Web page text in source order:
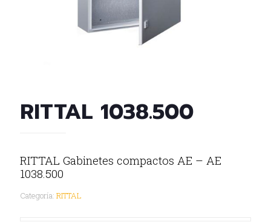
RITTAL 1038.500
RITTAL Gabinetes compactos AE – AE
1038.500
Categoría: RITTAL